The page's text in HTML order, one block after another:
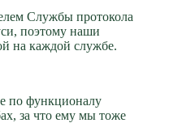
Службы протокола
поэтому наши
на каждой службе.
по функционалу
за что ему мы тоже